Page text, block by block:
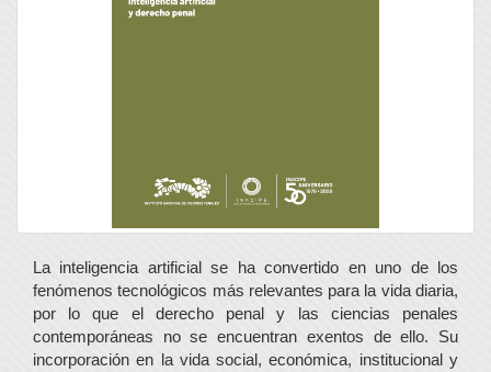
La inteligencia artificial se ha convertido en uno de los
fenómenos tecnológicos más relevantes para la vida diaria,
por lo que el derecho penal y las ciencias penales
contemporáneas no se encuentran exentos de ello. Su
incorporación en la vida social, económica, institucional y